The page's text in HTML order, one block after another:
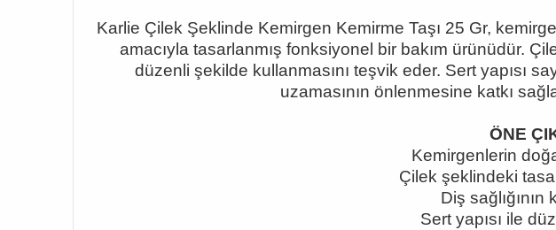
Karlie Çilek Şeklinde Kemirgen Kemirme Taşı 25 Gr,
amacıyla tasarlanmış fonksiyonel bir bakım ürünüdür. Ç
düzenli şekilde kullanmasını teşvik eder. Sert yapısı
uzamasının önlenmesine katkı sağ
ÖNE Ç
Kemirgenlerin doğ
Çilek şeklindeki
Diş sağ ığının
Sert yapısı ile dü